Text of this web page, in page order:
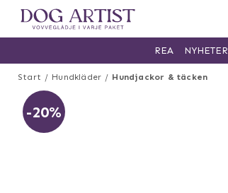
Start Hundkläder Hundjackor & täcken
-20%
REA NYHETER